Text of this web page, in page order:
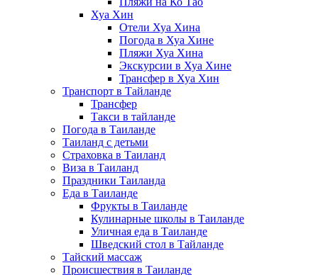
Хуа Хин
Отели Хуа Хина
Погода в Хуа Хине
Пляжи Хуа Хина
Экскурсии в Хуа Хине
Трансфер в Хуа Хин
Транспорт в Тайланде
Трансфер
Такси в тайланде
Погода в Таиланде
Таиланд с детьми
Страховка в Таиланд
Виза в Таиланд
Праздники Таиланда
Еда в Таиланде
Фрукты в Таиланде
Кулинарные школы в Таиланде
Уличная еда в Таиланде
Шведский стол в Тайланде
Тайский массаж
Происшествия в Таиланде